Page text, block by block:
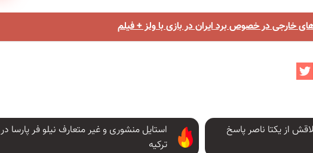
های خارجی در خصوص برد ایران در بازی با ولز + فیلم
استایل منشوری و غیر متعارف نیلو فر پارسا در
ترکیه
از یکتا ناصر پاسخ